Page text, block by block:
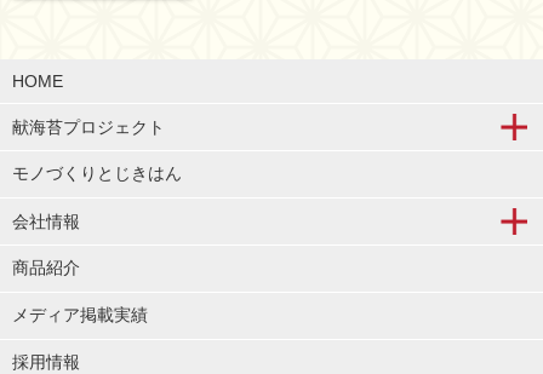
HOME
献海苔プロジェクト
モノづくりとじきはん
会社情報
商品紹介
メディア掲載実績
採用情報